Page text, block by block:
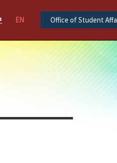
EN Office of Student